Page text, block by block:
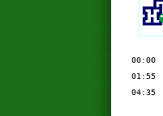
00:00
01:55
04:35